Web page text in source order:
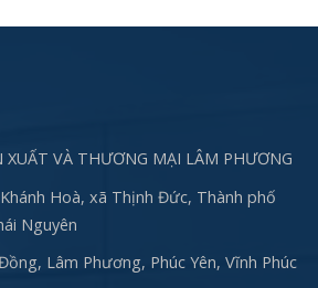
XUẤT VÀ THƯƠNG MẠI LÂM PHƯƠNG
Hoà, xã Thịnh Đức, Thành phố
Nguyên
Lâm Phương, Phúc Yên, Vĩnh Phúc